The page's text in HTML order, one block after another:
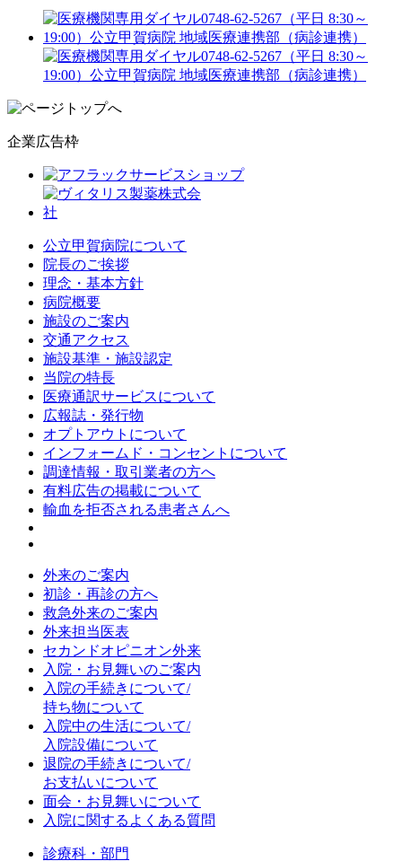
企業広告枠
公立甲賀病院について
院長のご挨拶
理念・基本方針
病院概要
施設のご案内
交通アクセス
施設基準・施設認定
当院の特長
医療通訳サービスについて
広報誌・発行物
オプトアウトについて
インフォームド・コンセントについて
調達情報・取引業者の方へ
有料広告の掲載について
輸血を拒否される患者さんへ
外来のご案内
初診・再診の方へ
救急外来のご案内
外来担当医表
セカンドオピニオン外来
入院・お見舞いのご案内
入院の手続きについて/
持ち物について
入院中の生活について/
入院設備について
退院の手続きについて/
お支払いについて
面会・お見舞いについて
入院に関するよくある質問
診療科・部門